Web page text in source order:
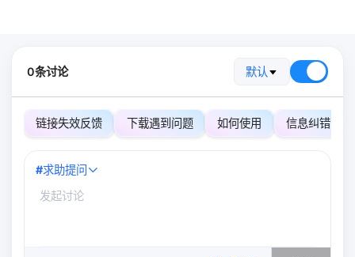
0条讨论 默认
链接失效反馈 下载遇到问题 如何使用 信息纠错
#求助提问